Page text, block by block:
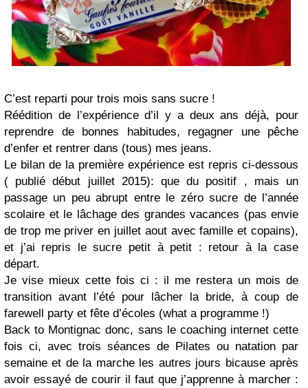
C’est reparti pour trois mois sans sucre !
Réédition de l’expérience d’il y a deux ans déjà, pour
reprendre de bonnes habitudes, regagner une pêche
d’enfer et rentrer dans (tous) mes jeans.
Le bilan de la première expérience est repris ci-dessous
( publié début juillet 2015): que du positif , mais un
passage un peu abrupt entre le zéro sucre de l’année
scolaire et le lâchage des grandes vacances (pas envie
de trop me priver en juillet aout avec famille et copains),
et j’ai repris le sucre petit à petit : retour à la case
départ.
Je vise mieux cette fois ci : il me restera un mois de
transition avant l’été pour lâcher la bride, à coup de
farewell party et fête d’écoles (what a programme !)
Back to Montignac donc, sans le coaching internet cette
fois ci, avec trois séances de Pilates ou natation par
semaine et de la marche les autres jours bicause après
avoir essayé de courir il faut que j’apprenne à marcher :